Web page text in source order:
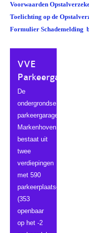
Parkeerplek te koop
Klachtenmeldpunt
Video's
ALV 2016
VVE Parkeergarage
Ander nieuws
Voorwaarden
Toelichting op de
Formulier Schademelding
VVE
Parkeergarage
De
ondergrondse
parkeergarage
Markenhoven
bestaat uit
twee
verdiepingen
met 590
parkeerplaatsen
(353
openbaar
op het -2